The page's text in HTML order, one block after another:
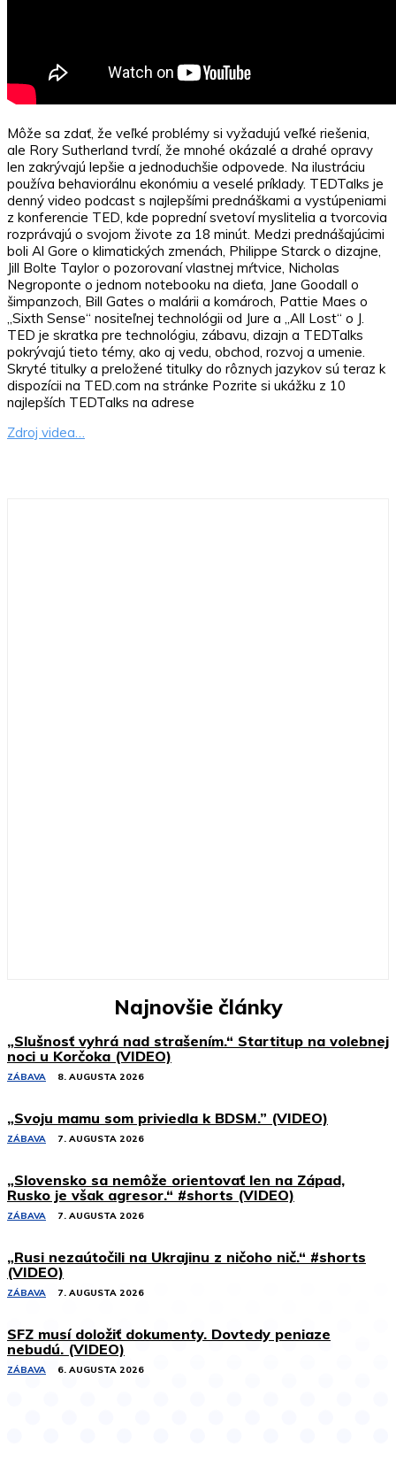
Môže sa zdať, že veľké problémy si vyžadujú veľké riešenia,
ale Rory Sutherland tvrdí, že mnohé okázalé a drahé opravy
len zakrývajú lepšie a jednoduchšie odpovede. Na ilustráciu
používa behaviorálnu ekonómiu a veselé príklady. TEDTalks je
denný video podcast s najlepšími prednáškami a vystúpeniami
z konferencie TED, kde poprední svetoví myslitelia a tvorcovia
rozprávajú o svojom živote za 18 minút. Medzi prednášajúcimi
boli Al Gore o klimatických zmenách, Philippe Starck o dizajne,
Jill Bolte Taylor o pozorovaní vlastnej mŕtvice, Nicholas
Negroponte o jednom notebooku na dieťa, Jane Goodall o
šimpanzoch, Bill Gates o malárii a komároch, Pattie Maes o
„Sixth Sense“ nositeľnej technológii od Jure a „All Lost“ o J.
TED je skratka pre technológiu, zábavu, dizajn a TEDTalks
pokrývajú tieto témy, ako aj vedu, obchod, rozvoj a umenie.
Skryté titulky a preložené titulky do rôznych jazykov sú teraz k
dispozícii na TED.com na stránke Pozrite si ukážku z 10
najlepších TEDTalks na adrese
Zdroj videa…
Najnovšie články
„Slušnosť vyhrá nad strašením.“ Startitup na volebnej
noci u Korčoka (VIDEO)
ZÁBAVA 8. AUGUSTA 2026
„Svoju mamu som priviedla k BDSM.” (VIDEO)
ZÁBAVA 7. AUGUSTA 2026
„Slovensko sa nemôže orientovať len na Západ,
Rusko je však agresor.“ #shorts (VIDEO)
ZÁBAVA 7. AUGUSTA 2026
„Rusi nezaútočili na Ukrajinu z ničoho nič.“ #shorts
(VIDEO)
ZÁBAVA 7. AUGUSTA 2026
SFZ musí doložiť dokumenty. Dovtedy peniaze
nebudú. (VIDEO)
ZÁBAVA 6. AUGUSTA 2026